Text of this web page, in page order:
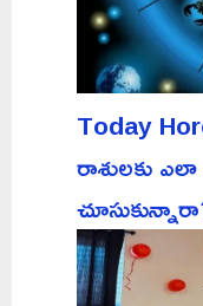
Today
రాశులకు